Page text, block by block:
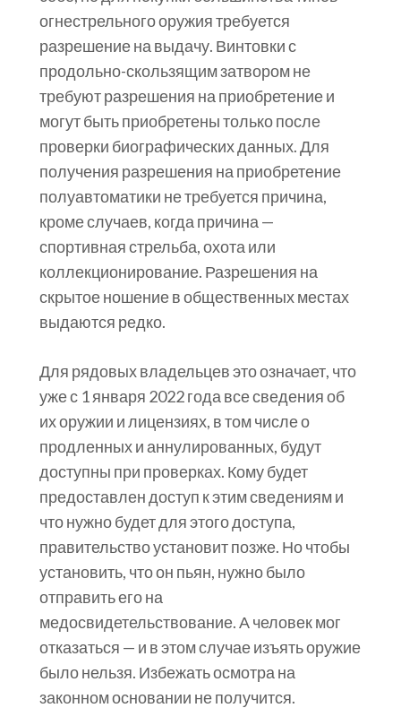
огнестрельного оружия требуется
разрешение на выдачу. Винтовки с
продольно-скользящим затвором не
требуют разрешения на приобретение и
могут быть приобретены только после
проверки биографических данных. Для
получения разрешения на приобретение
полуавтоматики не требуется причина,
кроме случаев, когда причина —
спортивная стрельба, охота или
коллекционирование. Разрешения на
скрытое ношение в общественных местах
выдаются редко.
Для рядовых владельцев это означает, что
уже с 1 января 2022 года все сведения об
их оружии и лицензиях, в том числе о
продленных и аннулированных, будут
доступны при проверках. Кому будет
предоставлен доступ к этим сведениям и
что нужно будет для этого доступа,
правительство установит позже. Но чтобы
установить, что он пьян, нужно было
отправить его на
медосвидетельствование. А человек мог
отказаться — и в этом случае изъять оружие
было нельзя. Избежать осмотра на
законном основании не получится.